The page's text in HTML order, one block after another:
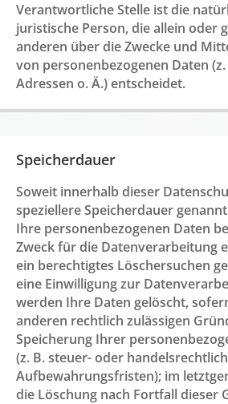
Verantwortliche Stelle ist die
juristische Person, die allein oder
anderen über die Zwecke und
von personenbezogenen Daten
Adressen o. Ä.) entscheidet.
Speicherdauer
Soweit innerhalb dieser
speziellere Speicherdauer
Ihre personenbezogenen Daten
Zweck für die Datenverarbeitung
ein berechtigtes Löschersuchen
eine Einwilligung zur
werden Ihre Daten gelöscht,
anderen rechtlich zulässigen
Speicherung Ihrer
(z. B. steuer- oder
Aufbewahrungsfristen); im
die Löschung nach Fortfall dieser